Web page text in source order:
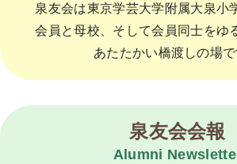
泉友会は東京学芸大学附属大泉小
会員と母校、そして会員同士をゆ
あたたかい橋渡しの場で
泉友会会報
Alumni